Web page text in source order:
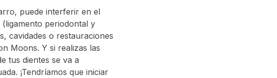
puede interferir en el
periodontal y
cavidades o restauraciones
Moons. Y si realizas las
tus dientes se va a
¡Tendríamos que iniciar